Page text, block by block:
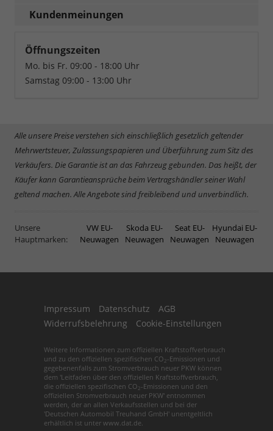
Kundenmeinungen
Öffnungszeiten
Mo. bis Fr. 09:00 - 18:00 Uhr
Samstag 09:00 - 13:00 Uhr
Alle unsere Preise verstehen sich einschließlich gesetzlich geltender
Mehrwertsteuer, Zulassungspapieren und Überführung zum Sitz des
Verkäufers. Die Garantie ist an das Fahrzeug gebunden. Das heißt, der
Käufer kann Garantieansprüche beim Vertragshändler seiner Wahl
geltend machen. Alle Angebote sind freibleibend und unverbindlich.
Unsere
Hauptmarken:
VW EU-
Neuwagen
Skoda EU-
Neuwagen
Seat EU-
Neuwagen
Hyundai EU-
Neuwagen
Impressum Datenschutz
AGB
Widerrufsbelehrung
Cookie-Einstellungen
Weitere Informationen zum offiziellen Kraftstoffverbrauch
und zu den offiziellen spezifischen CO2 -Emissionen und
gegebenenfalls zum Stromverbrauch neuer PKW können
dem 'Leitfaden über den offiziellen Kraftstoffverbrauch,
die offiziellen spezifischen CO2 -Emissionen und den
offiziellen Stromverbrauch neuer PKW' entnommen
werden, der an allen Verkaufsstellen und bei der
'Deutschen Automobil Treuhand GmbH' unentgeltlich
erhältlich ist unter www.dat.de.